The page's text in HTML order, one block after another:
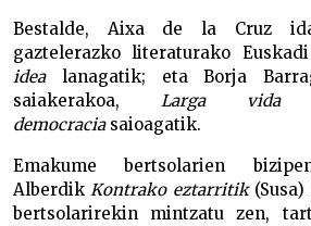
Bestalde, Aixa de la Cruz
gaztelerazko literaturako
idealanagatik; eta Borja
saiakerakoa,Larga
democraciasaioagatik.
Emakume bertsolarien
AlberdikKontrako eztarritik(Susa)
bertsolarirekin mintzatu zen,